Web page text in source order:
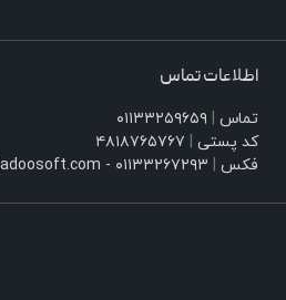
اطلاعات تماس
تماس | ۰۱۱۳۳۲۵۹۶۵۹
کد پستی | ۴۸۱۸۷۶۵۷۶۷
فکس | ۰۱۱۳۳۲۶۷۲۹۳ - info@jadoosoft.com